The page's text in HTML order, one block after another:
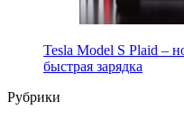
Tesla Model S Plaid –
быстрая зарядка
Рубрики